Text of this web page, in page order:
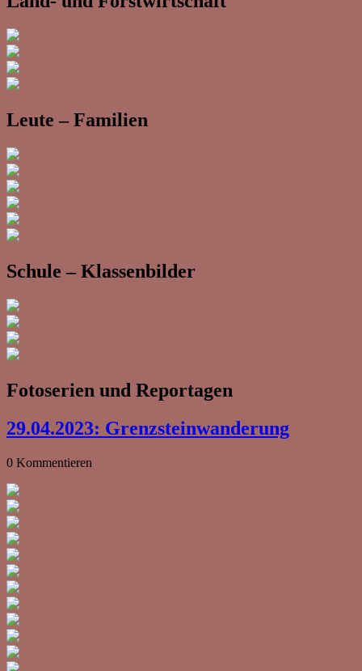
Leute – Familien
Schule – Klassenbilder
Fotoserien und Reportagen
29.04.2023: Grenzsteinwanderung
0 Kommentieren